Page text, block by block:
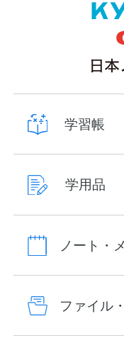
学習帳
学用品
ノート・
ファイル